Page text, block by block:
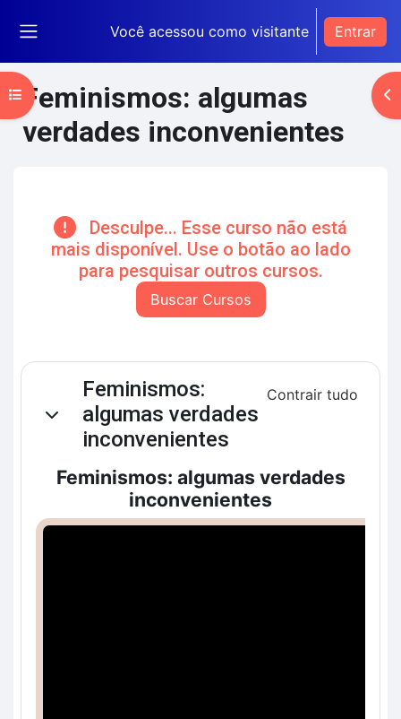
Você acessou como visitante Entrar
Feminismos: algumas
verdades inconvenientes
Desculpe... Esse curso não está
mais disponível. Use o botão ao lado
para pesquisar outros cursos.
Buscar Cursos
Abrir índice do curso
Contorno da seção
Contrair
Feminismos:
algumas verdades
inconvenientes
Contrair tudo
Feminismos: algumas verdades
inconvenientes